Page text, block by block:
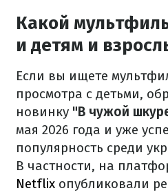
Какой
и детям и
Если вы ищете
просмотра с детьми,
новинку "В чужой
мая 2026 года и уже
популярность среди
В частности, на
Netflix опубликовали